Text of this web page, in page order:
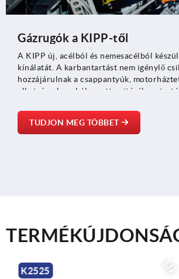
Gázrugók a KIPP-től
A KIPP új, acélból és nemesacélból
kínálatát. A karbantartást nem igénylő
hozzájárulnak a csappantyúk,
alkatrészek szabályozott nyitásához,
berendezésgyártásban alkalmazhatók.
TUDJON MEG TÖBBET
ÚJ
K0707